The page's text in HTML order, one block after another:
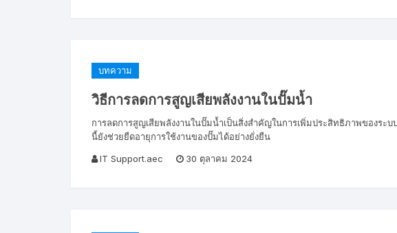
บทความ
วิธีการลดการสูญเสียพลังงานในปั๊มน้ำ
การลดการสูญเสียพลังงานในปั๊มน้ำเป็นสิ่งสำคัญในการเพิ่มประสิทธิภาพของระ
นี้ยังช่วยยืดอายุการใช้งานของปั๊มได้อย่างยั่งยืน
IT Support.aec
30 ตุลาคม 2024